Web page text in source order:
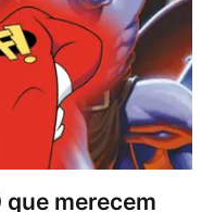
merecem